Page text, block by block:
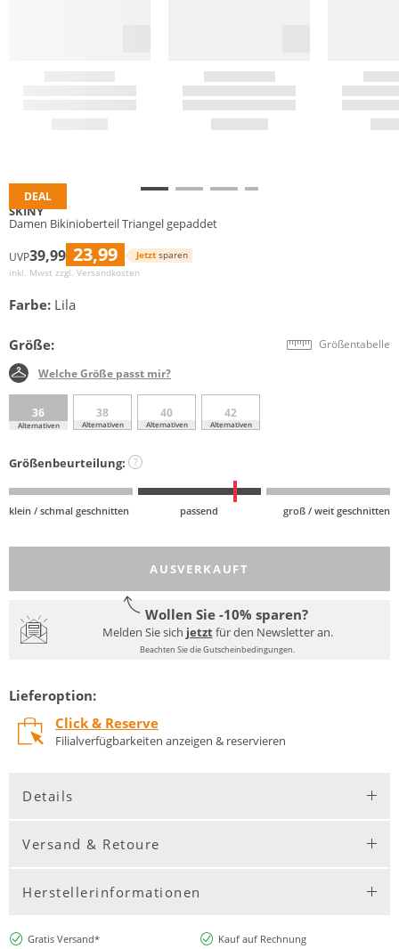
DEAL
SKINY
Damen Bikinioberteil Triangel gepaddet
UVP39,99 23,99 Jetzt sparen
inkl. Mwst zzgl. Versandkosten
Farbe: Lila
Größe: Größentabelle
Welche Größe passt mir?
36
Alternativen
38
Alternativen
40
Alternativen
42
Alternativen
Größenbeurteilung: ?
klein / schmal geschnitten passend groß / weit geschnitten
AUSVERKAUFT
Wollen Sie -10% sparen?
Melden Sie sich jetztfür den Newsletter an.
Beachten Sie die Gutscheinbedingungen.
Lieferoption:
Click & Reserve
Filialverfügbarkeiten anzeigen & reservieren
Details
Versand & Retoure
Herstellerinformationen
Gratis Versand*
Kauf auf Rechnung